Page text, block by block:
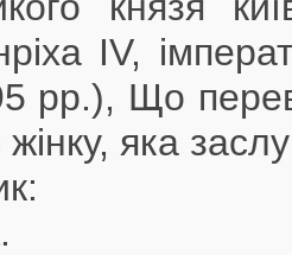
IV,
рр.), Що
яка